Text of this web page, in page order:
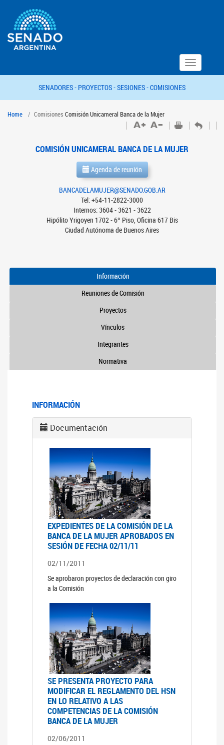
Toggle
navigation
SENADORES - PROYECTOS -SESIONES -COMISIONES
Home Comisiones Comisión Unicameral Banca de la Mujer
COMISIÓN UNICAMERAL BANCA DE LA MUJER
Agenda de reunión
BANCADELAMUJER@SENADO.GOB.AR
Tel: +54-11-2822-3000
Internos: 3604 - 3621 - 3622
Hipólito Yrigoyen 1702 - 6º Piso, Oficina 617 Bis
Ciudad Autónoma de Buenos Aires
Información
Reuniones de Comisión
Proyectos
Vínculos
Integrantes
Normativa
INFORMACIÓN
Documentación
EXPEDIENTES DE LA COMISIÓN DE LA
BANCA DE LA MUJER APROBADOS EN
SESIÓN DE FECHA 02/11/11
02/11/2011
Se aprobaron proyectos de declaración con giro
a la Comisión
SE PRESENTA PROYECTO PARA
MODIFICAR EL REGLAMENTO DEL HSN
EN LO RELATIVO A LAS
COMPETENCIAS DE LA COMISIÓN
BANCA DE LA MUJER
02/06/2011